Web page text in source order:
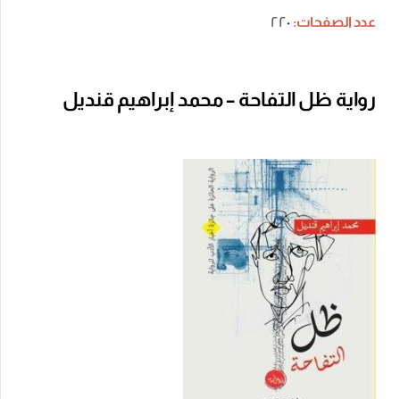
عدد الصفحات:
رواية ظل التفاحة – محمد إبراهيم قنديل